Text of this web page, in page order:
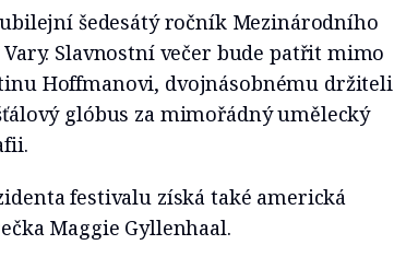
šedesátý ročník Mezinárodního
Slavnostní večer bude patřit mimo
Hoffmanovi, dvojnásobnému držiteli
glóbus za mimořádný umělecký
festivalu získá také americká
Maggie Gyllenhaal.